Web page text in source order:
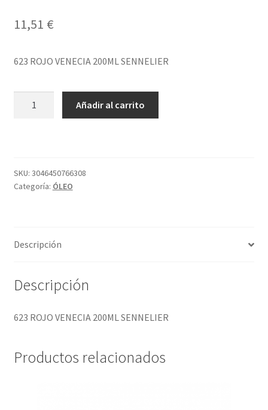
11,51 €
623 ROJO VENECIA 200ML SENNELIER
cantidad
Añadir al carrito
SKU: 3046450766308
Categoría: ÓLEO
Descripción
Descripción
623 ROJO VENECIA 200ML SENNELIER
Productos relacionados